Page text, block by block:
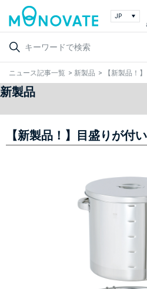
ニュース記事一覧 > 新製品 > 【新製品！
新製品
【新製品！】目盛りが付